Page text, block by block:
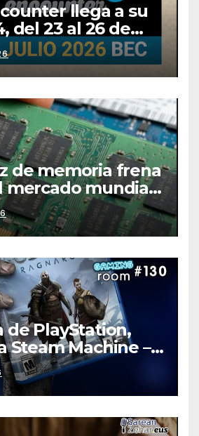
llega a su
del 23 al 26 de
de memoria frena
mercado mundial
de PlayStation,
Steam Machine –
#130